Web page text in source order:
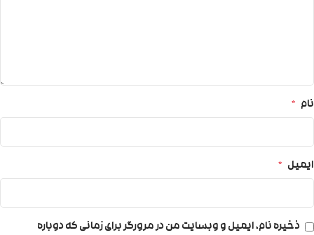
نام *
ایمیل *
ذخیره نام، ایمیل و وبسایت من در مرورگر برای زمانی که دوباره